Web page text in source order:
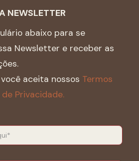
NEWSLETTER
abaixo para se
Newsletter e receber as
aceita nossos Termos
Privacidade.